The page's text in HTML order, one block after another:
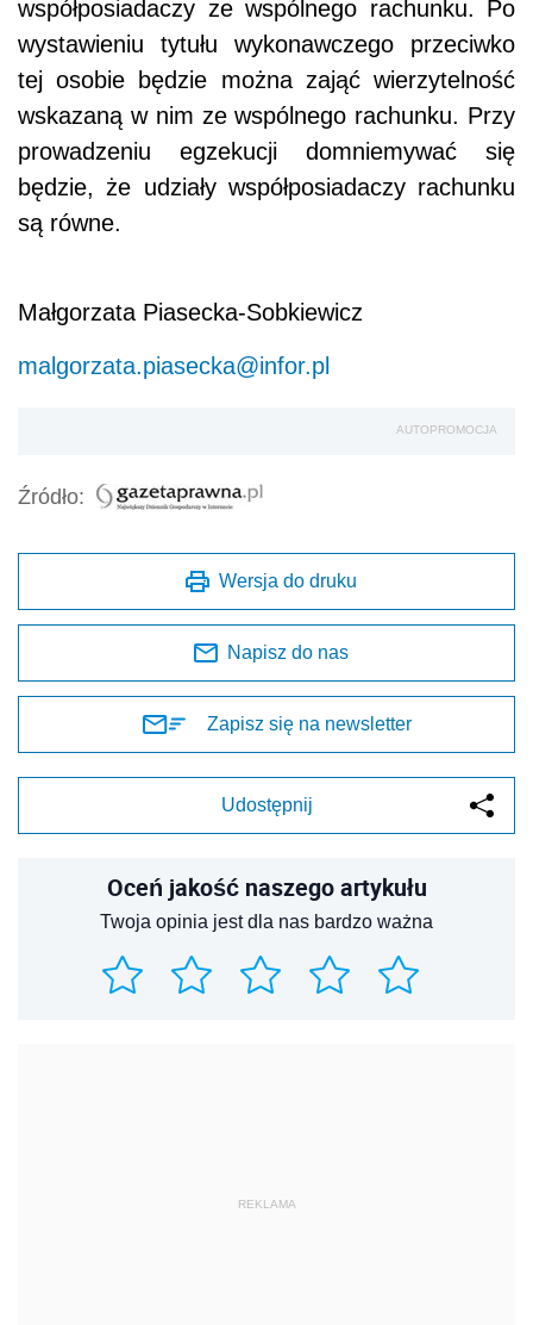
współposiadaczy ze wspólnego rachunku. Po
wystawieniu tytułu wykonawczego przeciwko
tej osobie będzie można zająć wierzytelność
wskazaną w nim ze wspólnego rachunku. Przy
prowadzeniu egzekucji domniemywać się
będzie, że udziały współposiadaczy rachunku
są równe.
Małgorzata Piasecka-Sobkiewicz
malgorzata.piasecka@infor.pl
AUTOPROMOCJA
Źródło:
Wersja do druku
Napisz do nas
Zapisz się na newsletter
Udostępnij
Oceń jakość naszego artykułu
Twoja opinia jest dla nas bardzo ważna
REKLAMA